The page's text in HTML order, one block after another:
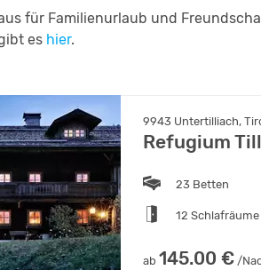
für Familienurlaub und
es hier.
9943 Untertilliach,
Refugium
23 Betten
12 Schlafräume
ab 145.00 € /